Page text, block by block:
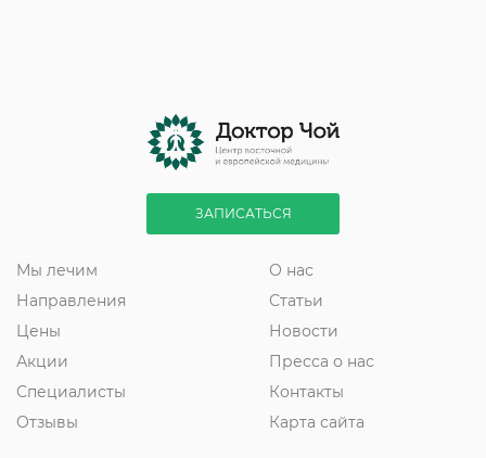
ЗАПИСАТЬСЯ
Мы лечим
Направления
Цены
Акции
Специалисты
Отзывы
О нас
Статьи
Новости
Пресса о нас
Контакты
Карта сайта